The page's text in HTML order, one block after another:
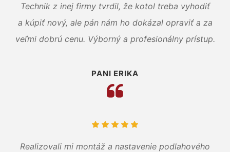
Technik z inej firmy tvrdil, že kotol treba vyhodiť
a kúpiť nový, ale pán nám ho dokázal opraviť a za
veľmi dobrú cenu. Výborný a profesionálny prístup.
PANI ERIKA
Realizovali mi montáž a nastavenie podlahového